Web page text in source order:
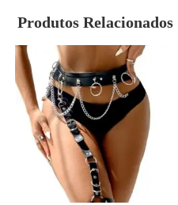
Produtos Relacionados